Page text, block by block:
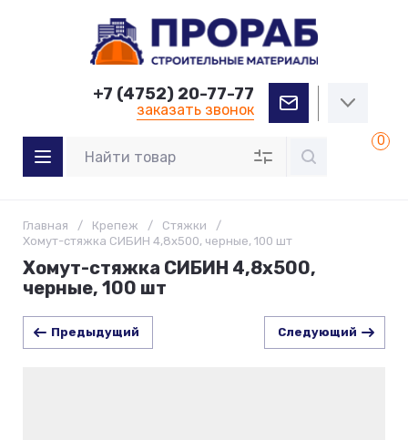
0
+7 (4752) 20-77-77
заказать звонок
Главная / Крепеж / Стяжки
/
Хомут-стяжка СИБИН 4,8х500, черные, 100 шт
Хомут-стяжка СИБИН 4,8х500,
черные, 100 шт
Предыдущий Следующий